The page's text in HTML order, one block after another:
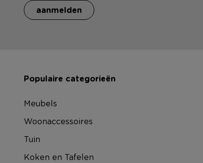
aanmelden
Populaire categorieën
Meubels
Woonaccessoires
Tuin
Koken en Tafelen